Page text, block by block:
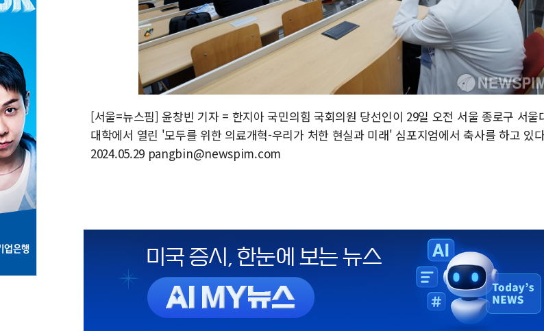
[서울=뉴스핌] 윤창빈 기자 = 한지아 국민의힘 국회의원 당선인이 29일 오전 서울 종로구 서울
대학에서 열린 '모두를 위한 의료개혁-우리가 처한 현실과 미래' 심포지엄에서 축사를 하고 있
2024.05.29 pangbin@newspim.com